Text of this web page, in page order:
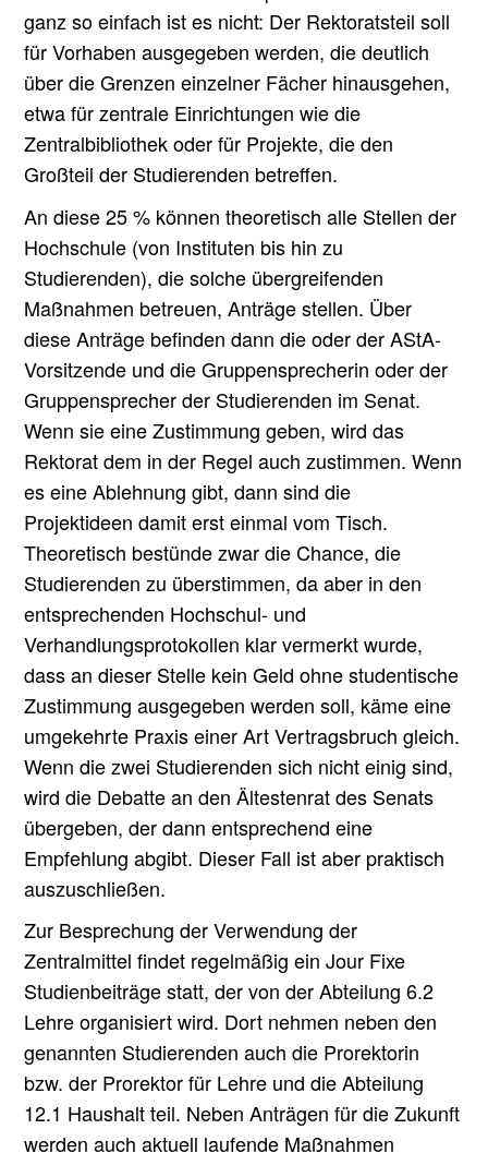
ganz so einfach ist es nicht: Der Rektoratsteil soll
für Vorhaben ausgegeben werden, die deutlich
über die Grenzen einzelner Fächer hinausgehen,
etwa für zentrale Einrichtungen wie die
Zentralbibliothek oder für Projekte, die den
Großteil der Studierenden betreffen.
An diese 25 % können theoretisch alle Stellen der
Hochschule (von Instituten bis hin zu
Studierenden), die solche übergreifenden
Maßnahmen betreuen, Anträge stellen. Über
diese Anträge befinden dann die oder der AStA-
Vorsitzende und die Gruppensprecherin oder der
Gruppensprecher der Studierenden im Senat.
Wenn sie eine Zustimmung geben, wird das
Rektorat dem in der Regel auch zustimmen. Wenn
es eine Ablehnung gibt, dann sind die
Projektideen damit erst einmal vom Tisch.
Theoretisch bestünde zwar die Chance, die
Studierenden zu überstimmen, da aber in den
entsprechenden Hochschul- und
Verhandlungsprotokollen klar vermerkt wurde,
dass an dieser Stelle kein Geld ohne studentische
Zustimmung ausgegeben werden soll, käme eine
umgekehrte Praxis einer Art Vertragsbruch gleich.
Wenn die zwei Studierenden sich nicht einig sind,
wird die Debatte an den Ältestenrat des Senats
übergeben, der dann entsprechend eine
Empfehlung abgibt. Dieser Fall ist aber praktisch
auszuschließen.
Zur Besprechung der Verwendung der
Zentralmittel findet regelmäßig ein Jour Fixe
Studienbeiträge statt, der von der Abteilung 6.2
Lehre organisiert wird. Dort nehmen neben den
genannten Studierenden auch die Prorektorin
bzw. der Prorektor für Lehre und die Abteilung
12.1 Haushalt teil. Neben Anträgen für die Zukunft
werden auch aktuell laufende Maßnahmen